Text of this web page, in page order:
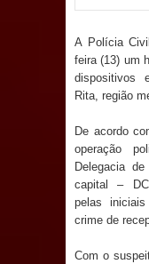
O
A Polícia
feira (13) um
dispositivos
Rita, região
De acordo
operação
Delegacia
capital –
pelas
crime de
Com o